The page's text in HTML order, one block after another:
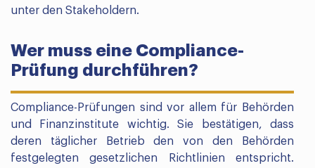
unter den Stakeholdern.
Wer muss eine Compliance-
Prüfung durchführen?
Compliance-Prüfungen sind vor allem für Behörden
und Finanzinstitute wichtig. Sie bestätigen, dass
deren täglicher Betrieb den von den Behörden
festgelegten gesetzlichen Richtlinien entspricht.